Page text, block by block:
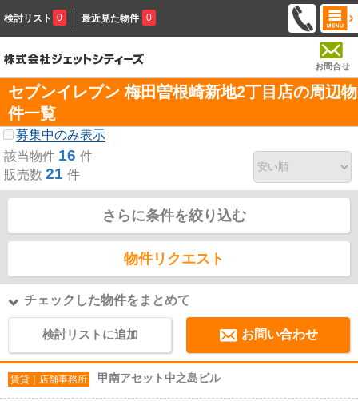
検討リスト 0 最近見た物件 0
お問合せ
セブンイレブン 梅田曽根崎新地2丁目店の周辺物
件一覧
募集中のみ表示
該当物件 16 件
販売数 21 件
さらに条件を絞り込む
物件リクエスト
チェックした物件をまとめて
検討リストに追加 お問い合わせ
賃貸｜店舗事務所 甲南アセット中之島ビル